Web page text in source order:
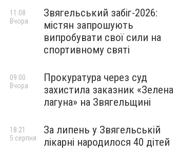
Звягельський забіг-2026:
містян запрошують
випробувати свої сили на
спортивному святі
11:08
Вчора
Прокуратура через суд
захистила заказник «Зелена
лагуна» на Звягельщині
09:00
Вчора
За липень у Звягельській
лікарні народилося 40 дітей
18:21
5 серпня